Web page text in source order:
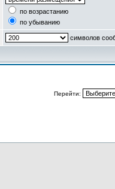
по возрастанию
по убыванию
символов
Перейти: